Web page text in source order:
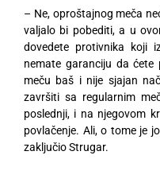
– Ne, oproštajnog meča
valjalo bi pobediti, a u
dovedete protivnika koji
nemate garanciju da
meču baš i nije sjajan
završiti sa regularnim
poslednji, i na njegovom
povlačenje. Ali, o tome je
zaključio Strugar.